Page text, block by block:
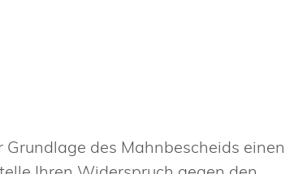
des Mahnbescheids einen